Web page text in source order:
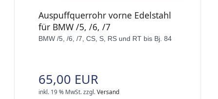
Auspuffquerrohr vorne Edelstahl
für BMW /5, /6, /7
BMW /5, /6, /7, CS, S, RS und RT bis Bj. 84
65,00 EUR
inkl. 19 % MwSt.zzgl.Versand